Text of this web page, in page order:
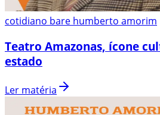
cotidiano bare humberto amorim
Teatro Amazonas, ícone
estado
Ler matéria